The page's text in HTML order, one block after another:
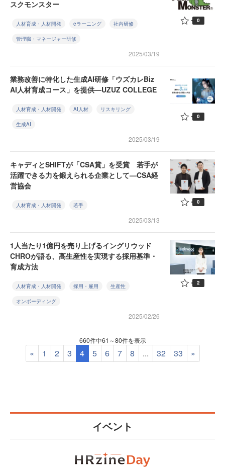
スクモンスター
人材育成・人材開発 eラーニング 社内研修
管理職・マネージャー研修
2025/03/19
0
業務改善に特化した生成AI研修「ウズカレBiz
AI人材育成コース」を提供—UZUZ COLLEGE
人材育成・人材開発 AI人材 リスキリング
生成AI
2025/03/19
0
キャディとSHIFTが「CSA賞」を受賞 若手が
活躍できる力を鍛えられる企業として—CSA経
営協会
人材育成・人材開発 若手
2025/03/13
0
1人当たり1億円を売り上げるイングリウッド
CHROが語る、高生産性を実現する採用基準・
育成方法
人材育成・人材開発 採用・雇用 生産性
オンボーディング
2025/02/26
2
660件中61～80件を表示
« 1 2 3 4 5 6 7 8 ... 32 33 »
イベント